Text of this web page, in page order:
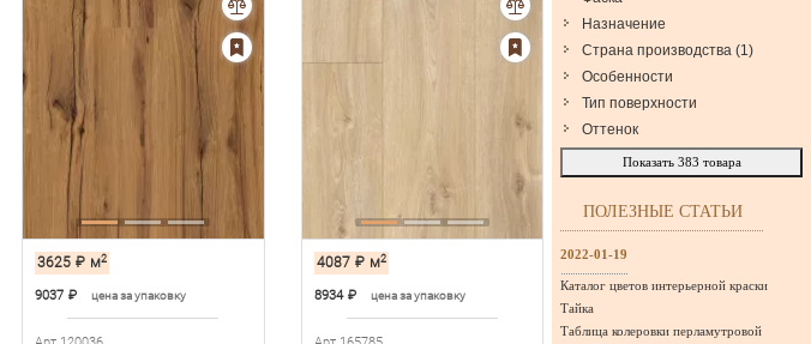
3625 ₽ м2
9037 ₽ цена за упаковку
4087 ₽ м2
8934 ₽ цена за упаковку
Назначение
Страна производства (1)
Особенности
Тип поверхности
Оттенок
Показать 383 товара
ПОЛЕЗНЫЕ СТАТЬИ
2022-01-19
Каталог цветов интерьерной краски
Тайка
Таблица колеровки перламутровой